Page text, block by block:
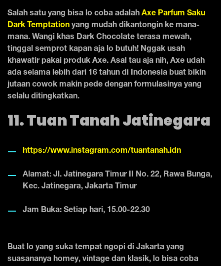
Salah satu yang bisa lo coba adalah Axe Parfum Saku
Dark Temptation yang mudah dikantongin ke mana-
mana. Wangi khas Dark Chocolate terasa mewah,
tinggal semprot kapan aja lo butuh! Nggak usah
khawatir pakai produk Axe. Asal tau aja nih, Axe udah
ada selama lebih dari 16 tahun di Indonesia buat bikin
jutaan cowok makin pede dengan formulasinya yang
selalu ditingkatkan.
11. Tuan Tanah Jatinegara
https://www.instagram.com/tuantanah.idn
Alamat: Jl. Jatinegara Timur II No. 22, Rawa Bunga,
Kec. Jatinegara, Jakarta Timur
Jam Buka: Setiap hari, 15.00-22.30
Buat lo yang suka tempat ngopi di Jakarta yang
suasananya homey, vintage dan klasik, lo bisa coba